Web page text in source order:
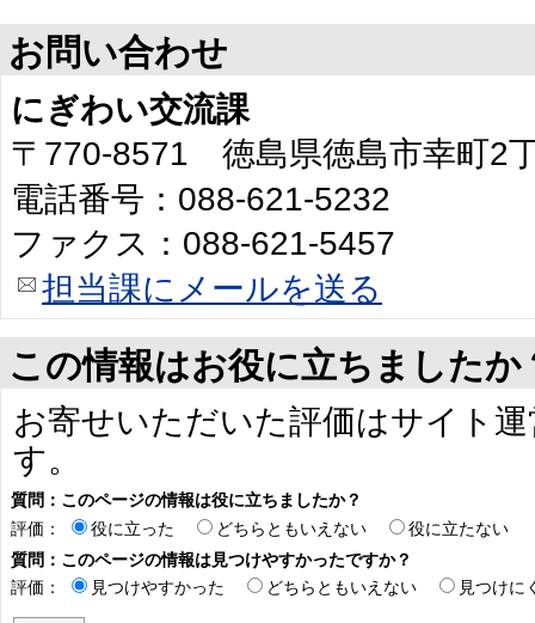
お問い合わせ
にぎわい交流課
〒770-8571 徳島県徳島市幸町2
電話番号：088-621-5232
ファクス：088-621-5457
担当課にメールを送る
この情報はお役に立ちましたか
お寄せいただいた評価はサイト
す。
質問：このページの情報は役に立ちましたか？
評価：
役に立った どちらともいえない
役に立たない
質問：このページの情報は見つけやすかったですか？
評価：
見つけやすかった どちらともいえない 見つけに